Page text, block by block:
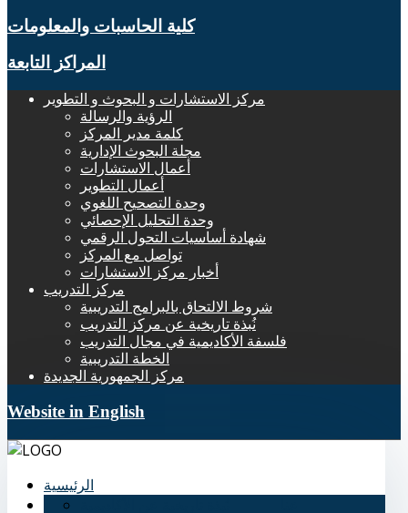
كلية الحاسبات والمعلومات
المراكز التابعة
مركز الاستشارات و البحوث و التطوير
الرؤية والرسالة
كلمة مدير المركز
مجلة البحوث الإدارية
أعمال الاستشارات
أعمال التطوير
وحدة التصحيح اللغوي
وحدة التحليل الإحصائي
شهادة أساسيات التحول الرقمي
تواصل مع المركز
أخبار مركز الاستشارات
مركز التدريب
شروط الالتحاق بالبرامج التدريبية
نُبذة تاريخية عن مركز التدريب
فلسفة الأكاديمية في مجال التدريب
الخطة التدريبية
مركز الجمهورية الجديدة
Website in English
الرئيسية